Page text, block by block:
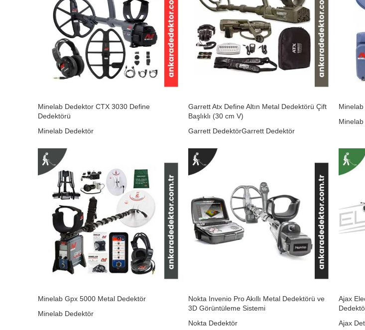
Minelab Dedektor CTX 3030 Define
Dedektörü
Minelab Dedektör
Garrett Atx Define Altın Metal Dedektörü Çift
Başlıklı (30 cm V)
Garrett DedektörGarrett Dedektör
Minelab Gpx 5000 Metal Dedektör
Minelab Dedektör
Nokta Invenio Pro Akıllı Metal Dedektörü ve
3D Görüntüleme Sistemi
Nokta Dedektör
Ajax
Ajax